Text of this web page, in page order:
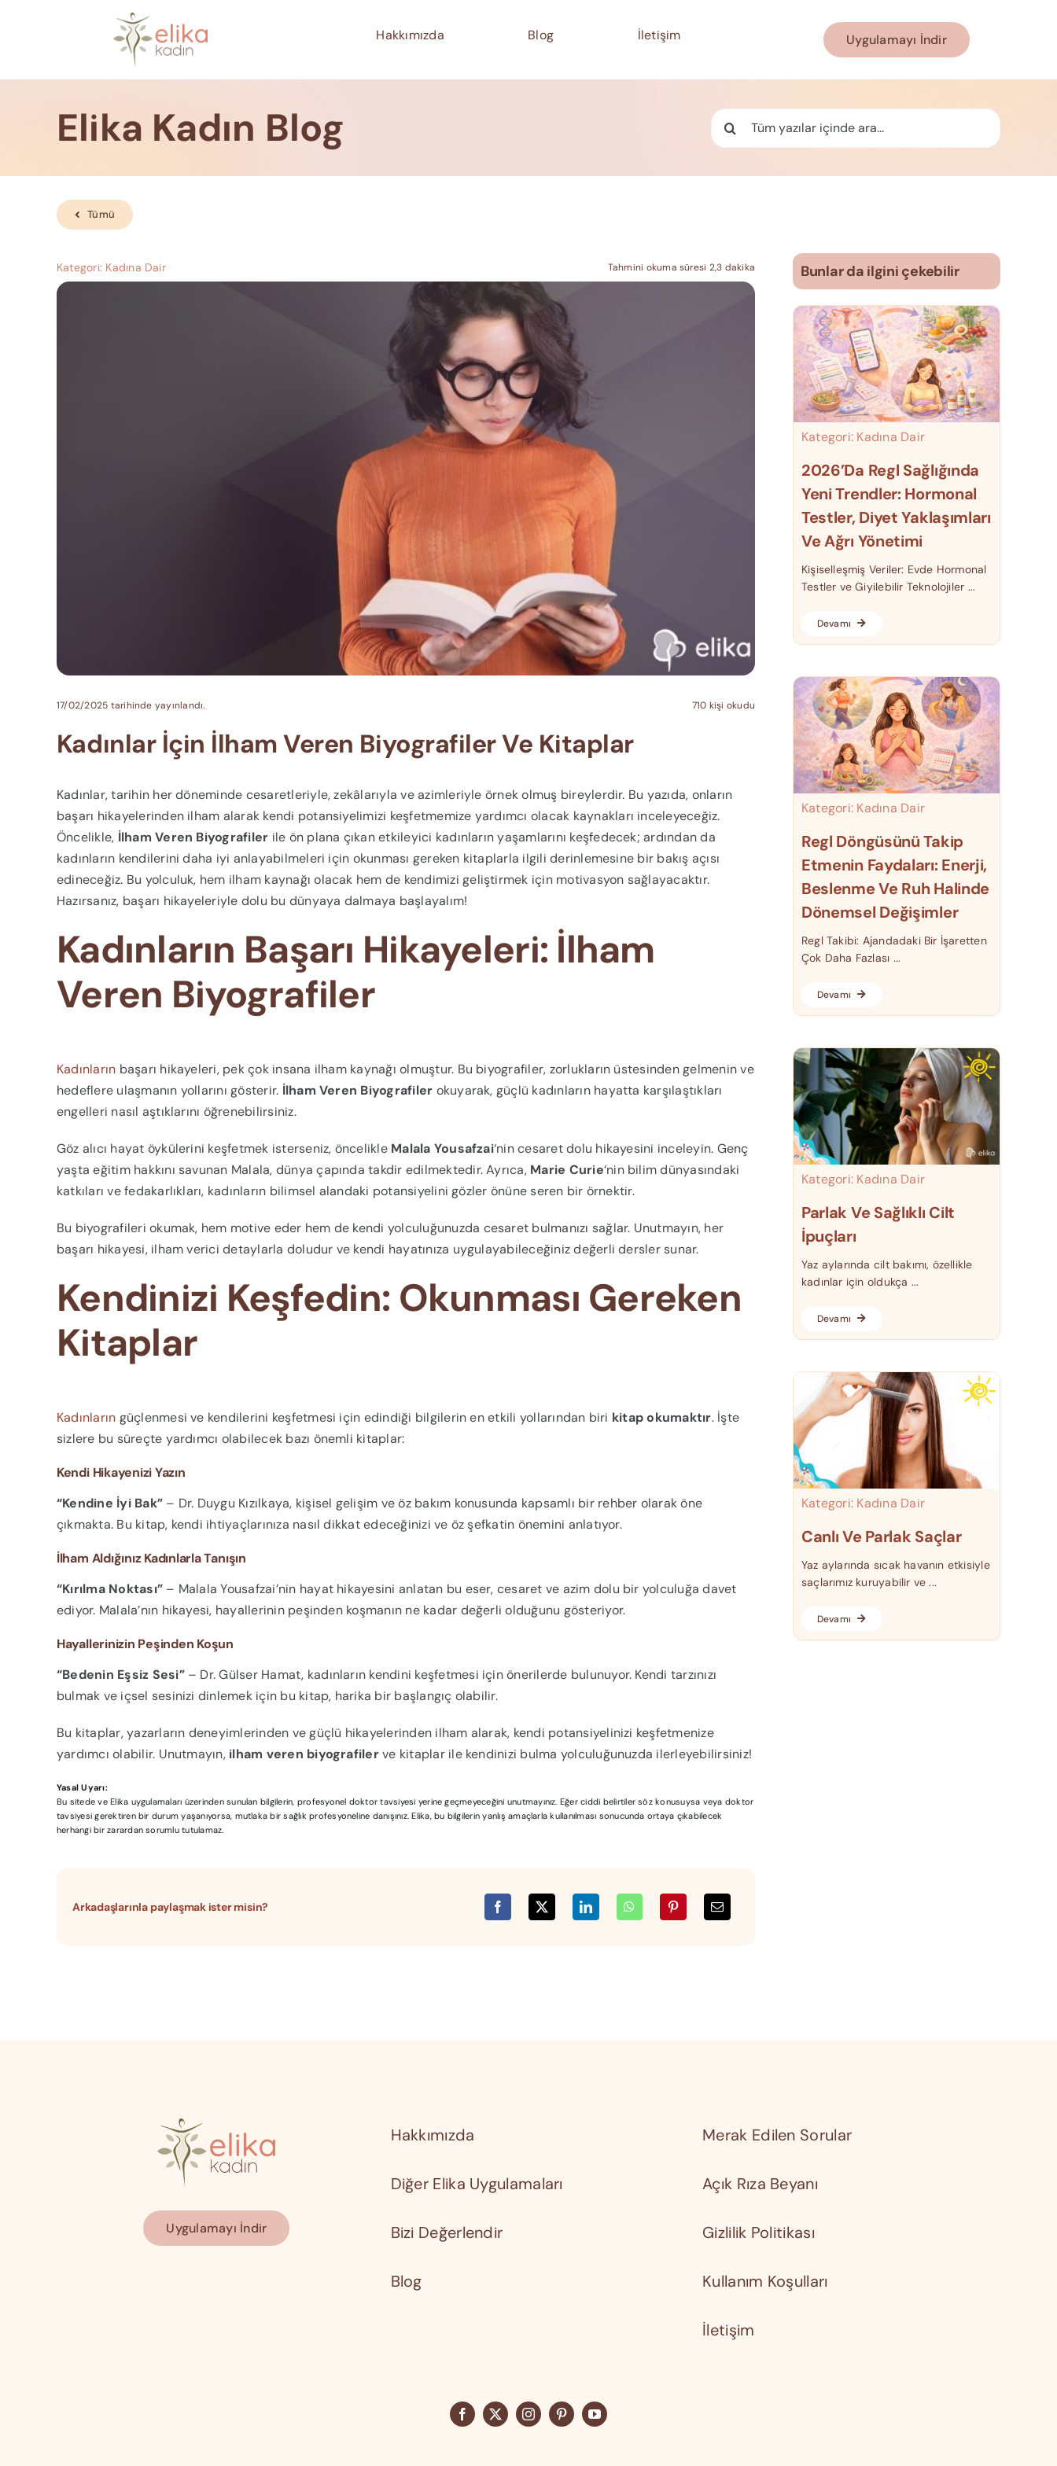
Hakkımızda Blog İletişim Uygulamayı İndir
Elika Kadın Blog Ara:
Tümü
Kategori: Kadına Dair Tahmini okuma süresi 2,3 dakika
17/02/2025 tarihinde yayınlandı. 710 kişi okudu
Kadınlar İçin İlham Veren Biyografiler Ve Kitaplar
Kadınlar, tarihin her döneminde cesaretleriyle, zekâlarıyla ve azimleriyle örnek olmuş bireylerdir. Bu yazıda, onların
başarı hikayelerinden ilham alarak kendi potansiyelimizi keşfetmemize yardımcı olacak kaynakları inceleyeceğiz.
Öncelikle, İlham Veren Biyografiler ile ön plana çıkan etkileyici kadınların yaşamlarını keşfedecek; ardından da
kadınların kendilerini daha iyi anlayabilmeleri için okunması gereken kitaplarla ilgili derinlemesine bir bakış açısı
edineceğiz. Bu yolculuk, hem ilham kaynağı olacak hem de kendimizi geliştirmek için motivasyon sağlayacaktır.
Hazırsanız, başarı hikayeleriyle dolu bu dünyaya dalmaya başlayalım!
Kadınların Başarı Hikayeleri: İlham
Veren Biyografiler
Kadınların başarı hikayeleri, pek çok insana ilham kaynağı olmuştur. Bu biyografiler, zorlukların üstesinden gelmenin ve
hedeflere ulaşmanın yollarını gösterir. İlham Veren Biyografiler okuyarak, güçlü kadınların hayatta karşılaştıkları
engelleri nasıl aştıklarını öğrenebilirsiniz.
Göz alıcı hayat öykülerini keşfetmek isterseniz, öncelikle Malala Yousafzai‘nin cesaret dolu hikayesini inceleyin. Genç
yaşta eğitim hakkını savunan Malala, dünya çapında takdir edilmektedir. Ayrıca, Marie Curie‘nin bilim dünyasındaki
katkıları ve fedakarlıkları, kadınların bilimsel alandaki potansiyelini gözler önüne seren bir örnektir.
Bu biyografileri okumak, hem motive eder hem de kendi yolculuğunuzda cesaret bulmanızı sağlar. Unutmayın, her
başarı hikayesi, ilham verici detaylarla doludur ve kendi hayatınıza uygulayabileceğiniz değerli dersler sunar.
Kendinizi Keşfedin: Okunması Gereken
Kitaplar
Kadınların güçlenmesi ve kendilerini keşfetmesi için edindiği bilgilerin en etkili yollarından biri kitap okumaktır. İşte
sizlere bu süreçte yardımcı olabilecek bazı önemli kitaplar:
Kendi Hikayenizi Yazın
“Kendine İyi Bak” – Dr. Duygu Kızılkaya, kişisel gelişim ve öz bakım konusunda kapsamlı bir rehber olarak öne
çıkmakta. Bu kitap, kendi ihtiyaçlarınıza nasıl dikkat edeceğinizi ve öz şefkatin önemini anlatıyor.
İlham Aldığınız Kadınlarla Tanışın
“Kırılma Noktası” – Malala Yousafzai’nin hayat hikayesini anlatan bu eser, cesaret ve azim dolu bir yolculuğa davet
ediyor. Malala’nın hikayesi, hayallerinin peşinden koşmanın ne kadar değerli olduğunu gösteriyor.
Hayallerinizin Peşinden Koşun
“Bedenin Eşsiz Sesi”– Dr. Gülser Hamat, kadınların kendini keşfetmesi için önerilerde bulunuyor. Kendi tarzınızı
bulmak ve içsel sesinizi dinlemek için bu kitap, harika bir başlangıç olabilir.
Bu kitaplar, yazarların deneyimlerinden ve güçlü hikayelerinden ilham alarak, kendi potansiyelinizi keşfetmenize
yardımcı olabilir. Unutmayın, ilham veren biyografilerve kitaplar ile kendinizi bulma yolculuğunuzda ilerleyebilirsiniz!
Yasal Uyarı:
Bu sitede ve Elika uygulamaları üzerinden sunulan bilgilerin, profesyonel doktor tavsiyesi yerine geçmeyeceğini unutmayınız. Eğer ciddi belirtiler söz konusuysa veya doktor
tavsiyesi gerektiren bir durum yaşanıyorsa, mutlaka bir sağlık profesyoneline danışınız. Elika, bu bilgilerin yanlış amaçlarla kullanılması sonucunda ortaya çıkabilecek
herhangi bir zarardan sorumlu tutulamaz.
Arkadaşlarınla paylaşmak ister misin?
Bunlar da ilgini çekebilir
Kategori: Kadına Dair
2026’da Regl Sağlığında
Yeni Trendler: Hormonal
Testler, Diyet Yaklaşımları
Ve Ağrı Yönetimi
Kişiselleşmiş Veriler: Evde Hormonal
Testler ve Giyilebilir Teknolojiler ...
Devamı
Kategori: Kadına Dair
Regl Döngüsünü Takip
Etmenin Faydaları: Enerji,
Beslenme Ve Ruh Halinde
Dönemsel Değişimler
Regl Takibi: Ajandadaki Bir İşaretten
Çok Daha Fazlası ...
Devamı
Kategori: Kadına Dair
Parlak Ve Sağlıklı Cilt
İpuçları
Yaz aylarında cilt bakımı, özellikle
kadınlar için oldukça ...
Devamı
Kategori: Kadına Dair
Canlı Ve Parlak Saçlar
Yaz aylarında sıcak havanın etkisiyle
saçlarımız kuruyabilir ve ...
Devamı
Uygulamayı İndir
Hakkımızda
Diğer Elika Uygulamaları
Bizi Değerlendir
Blog
Merak Edilen Sorular
Açık Rıza Beyanı
Gizlilik Politikası
Kullanım Koşulları
İletişim